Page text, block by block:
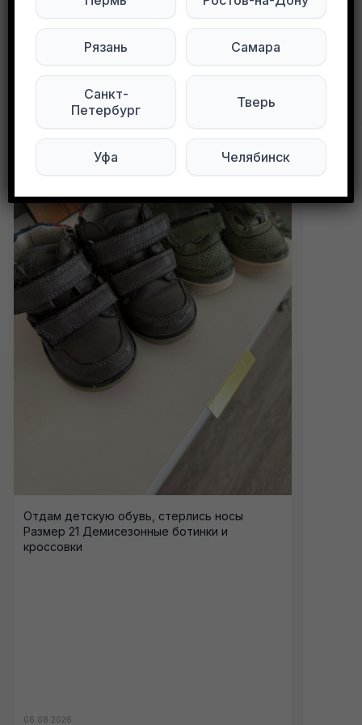
73 просмотров
Другие объявления в этом городе
Отдам детскую обувь, стерлись носы
Размер 21 Демисезонные ботинки и
кроссовки
06.08.2026
Рязань Самара
Санкт-
Петербург
Тверь
Уфа Челябинск